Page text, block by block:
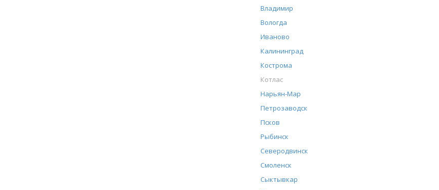
Владимир
Вологда
Иваново
Калининград
Кострома
Котлас
Нарьян-Мар
Петрозаводск
Псков
Рыбинск
Северодвинск
Смоленск
Сыктывкар